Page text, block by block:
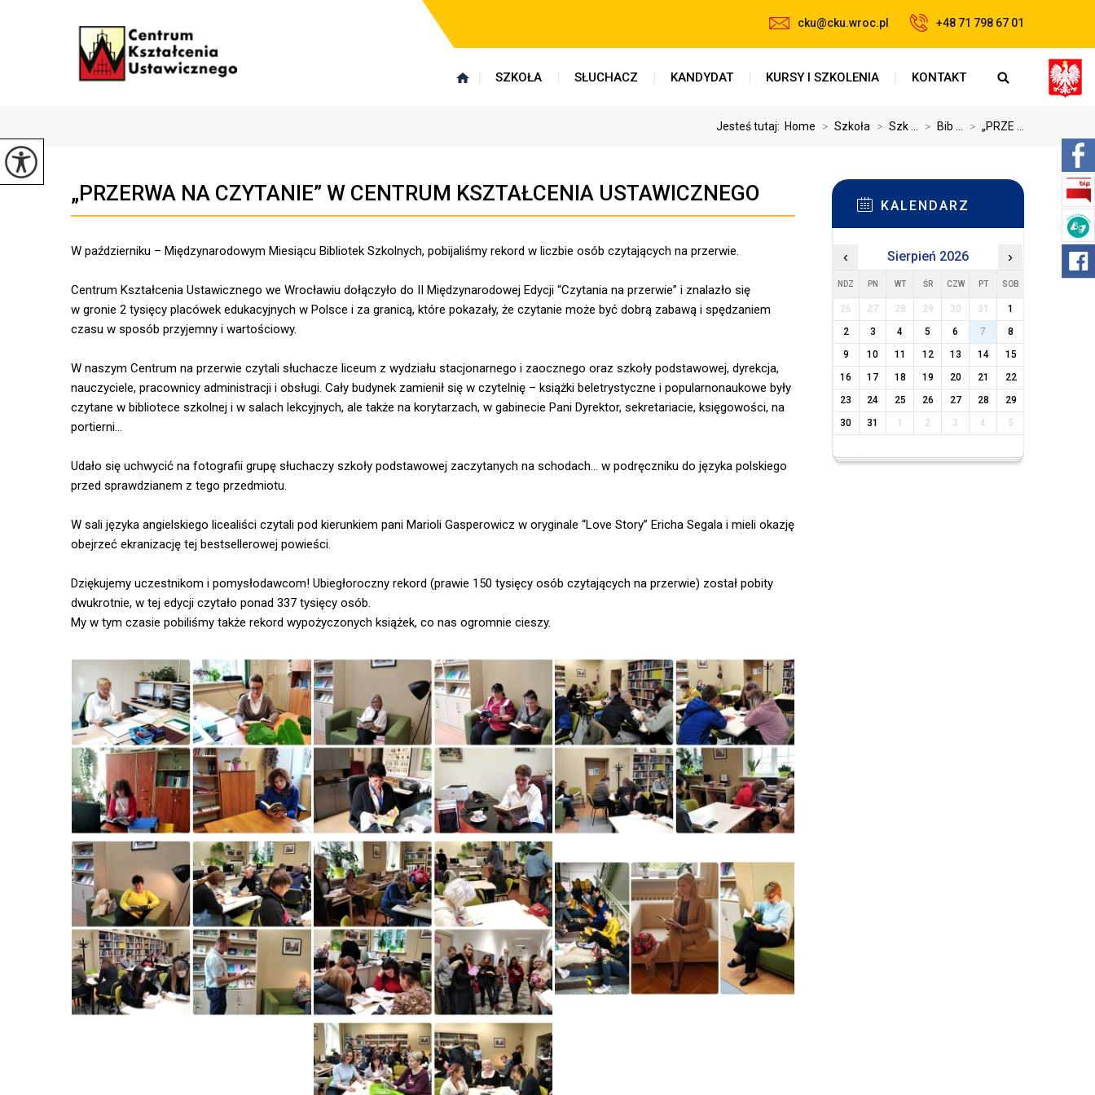
cku@cku.wroc.pl +48 71 798 67 01
SZKOŁA SŁUCHACZ KANDYDAT KURSY I SZKOLENIA KONTAKT
Jesteś tutaj: Home > Szkoła > Szk ... > Bib ... > „PRZE ...
„PRZERWA NA CZYTANIE” W CENTRUM KSZTAŁCENIA USTAWICZNEGO
W październiku – Międzynarodowym Miesiącu Bibliotek Szkolnych, pobijaliśmy rekord w liczbie osób czytających na przerwie.
Centrum Kształcenia Ustawicznego we Wrocławiu dołączyło do II Międzynarodowej Edycji “Czytania na przerwie” i znalazło się
w gronie 2 tysięcy placówek edukacyjnych w Polsce i za granicą, które pokazały, że czytanie może być dobrą zabawą i spędzaniem
czasu w sposób przyjemny i wartościowy.
W naszym Centrum na przerwie czytali słuchacze liceum z wydziału stacjonarnego i zaocznego oraz szkoły podstawowej, dyrekcja,
nauczyciele, pracownicy administracji i obsługi. Cały budynek zamienił się w czytelnię – książki beletrystyczne i popularnonaukowe były
czytane w bibliotece szkolnej i w salach lekcyjnych, ale także na korytarzach, w gabinecie Pani Dyrektor, sekretariacie, księgowości, na
portierni…
Udało się uchwycić na fotografii grupę słuchaczy szkoły podstawowej zaczytanych na schodach… w podręczniku do języka polskiego
przed sprawdzianem z tego przedmiotu.
W sali języka angielskiego licealiści czytali pod kierunkiem pani Marioli Gasperowicz w oryginale “Love Story” Ericha Segala i mieli okazję
obejrzeć ekranizację tej bestsellerowej powieści.
Dziękujemy uczestnikom i pomysłodawcom! Ubiegłoroczny rekord (prawie 150 tysięcy osób czytających na przerwie) został pobity
dwukrotnie, w tej edycji czytało ponad 337 tysięcy osób.
My w tym czasie pobiliśmy także rekord wypożyczonych książek, co nas ogromnie cieszy.
KALENDARZ
‹ Sierpień 2026 ›
NDZ PN WT ŚR CZW PT SOB
26 27 28 29 30 31
1
2
3 4 5 6 7
8
9
10 11 12 13 14
15
16
17 18 19 20 21
22
23
24 25 26 27 28
29
30
31 1 2 3 4 5